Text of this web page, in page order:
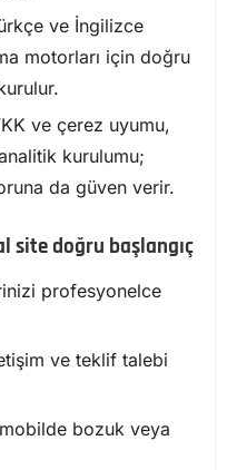
ve İngilizce
motorları için doğru
ve çerez uyumu,
kurulumu;
da güven verir.
site doğru başlangıç
profesyonelce
ve teklif talebi
bozuk veya